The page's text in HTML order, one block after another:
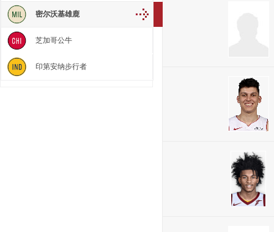
密尔沃基雄鹿
芝加哥公牛
印第安纳步行者